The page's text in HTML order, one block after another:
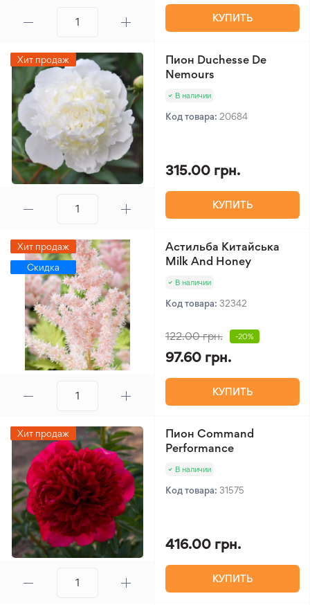
КУПИТЬ
Хит продаж
Пион Duchesse De
Nemours
В наличии
Код товара: 20684
315.00 грн.
КУПИТЬ
Хит продаж
Скидка
Астильба Китайська
Milk And Honey
В наличии
Код товара: 32342
122.00 грн. -20%
97.60 грн.
КУПИТЬ
Хит продаж
Пион Command
Performance
В наличии
Код товара: 31575
416.00 грн.
КУПИТЬ